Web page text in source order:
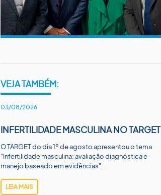
VEJA TAMBÉM:
03/08/2026
INFERTILIDADE MASCULINA NO TARGET
O TARGET do dia 1º de agosto apresentou o tema
"Infertilidade masculina: avaliação diagnóstica e
manejo baseado em evidências".
LEIA MAIS